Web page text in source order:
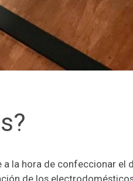
la hora de confeccionar el